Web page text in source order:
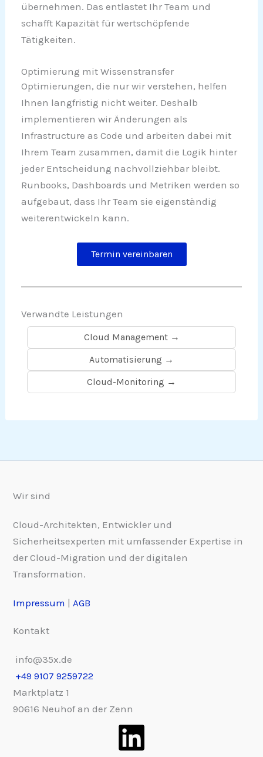
übernehmen. Das entlastet Ihr Team und
schafft Kapazität für wertschöpfende
Tätigkeiten.
Optimierung mit Wissenstransfer
Optimierungen, die nur wir verstehen, helfen
Ihnen langfristig nicht weiter. Deshalb
implementieren wir Änderungen als
Infrastructure as Code und arbeiten dabei mit
Ihrem Team zusammen, damit die Logik hinter
jeder Entscheidung nachvollziehbar bleibt.
Runbooks, Dashboards und Metriken werden so
aufgebaut, dass Ihr Team sie eigenständig
weiterentwickeln kann.
Termin vereinbaren
Verwandte Leistungen
Cloud Management →
Automatisierung →
Cloud-Monitoring →
Wir sind
Cloud-Architekten, Entwickler und
Sicherheitsexperten mit umfassender Expertise in
der Cloud-Migration und der digitalen
Transformation.
Impressum |AGB
Kontakt
info@35x.de
+49 9107 9259722
Marktplatz 1
90616 Neuhof an der Zenn